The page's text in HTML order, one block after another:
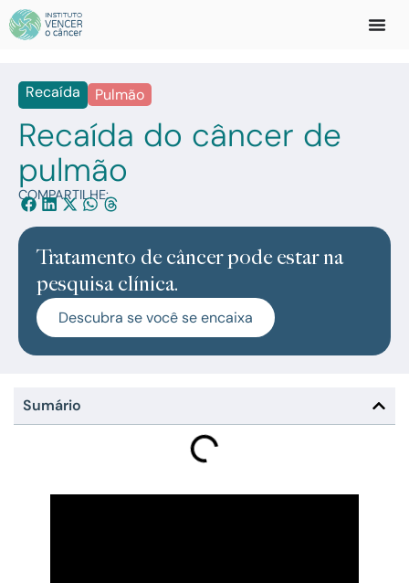
Recaída Pulmão
Recaída do câncer de
pulmão
COMPARTILHE:
Tratamento de câncer pode estar na
pesquisa clínica.
Descubra se você se encaixa
Sumário